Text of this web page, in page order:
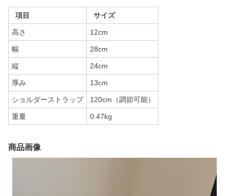
項目 サイズ
高さ 12cm
幅 28cm
縦 24cm
厚み 13cm
ショルダーストラップ 120cm（調節可能）
重量 0.47kg
商品画像